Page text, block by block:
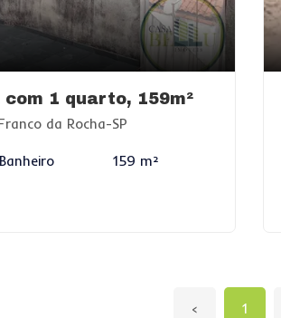
com 1 quarto, 159m²
da Rocha-SP
159 m²
‹ 1